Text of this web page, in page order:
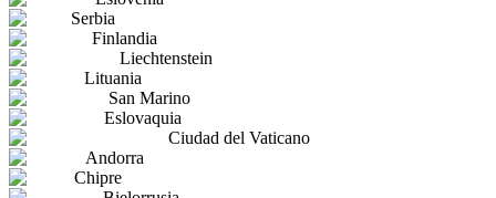
Serbia
Finlandia
Liechtenstein
Lituania
San Marino
Eslovaquia
Ciudad del Vaticano
Andorra
Chipre